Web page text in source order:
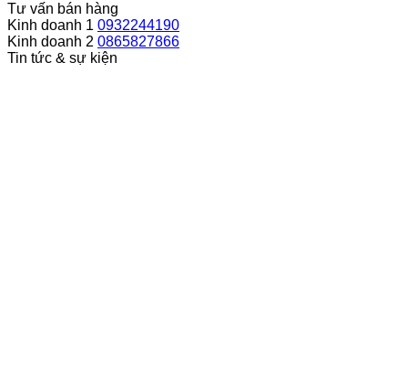
Tư vấn bán hàng
Kinh doanh 1 0932244190
Kinh doanh 2 0865827866
Tin tức & sự kiện